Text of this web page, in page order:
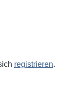
registrieren.